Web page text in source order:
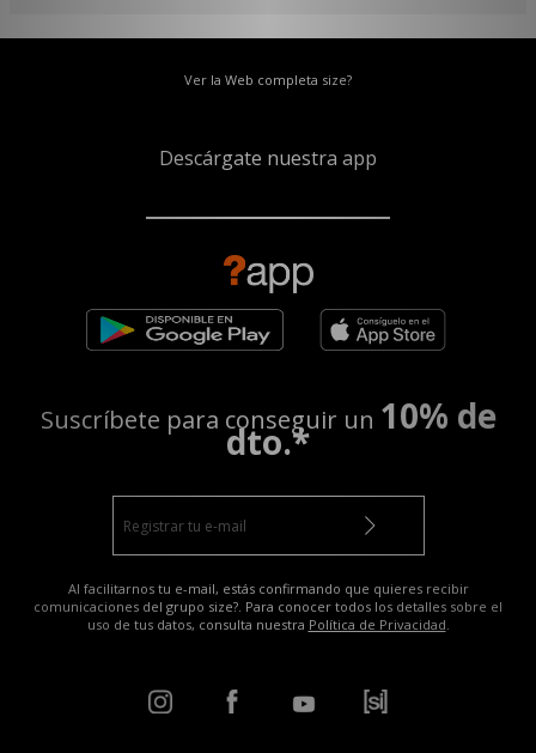
Ver la Web completa size?
Descárgate nuestra app
Suscríbete para conseguir un 10% de
dto.*
Al facilitarnos tu e-mail, estás confirmando que quieres recibir
comunicaciones del grupo size?. Para conocer todos los detalles sobre el
uso de tus datos, consulta nuestra Política de Privacidad.